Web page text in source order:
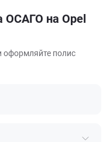
ОСАГО на Opel
оформляйте полис